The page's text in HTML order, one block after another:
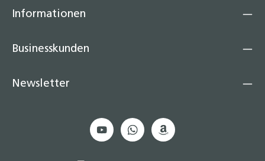
Informationen
Businesskunden
Newsletter